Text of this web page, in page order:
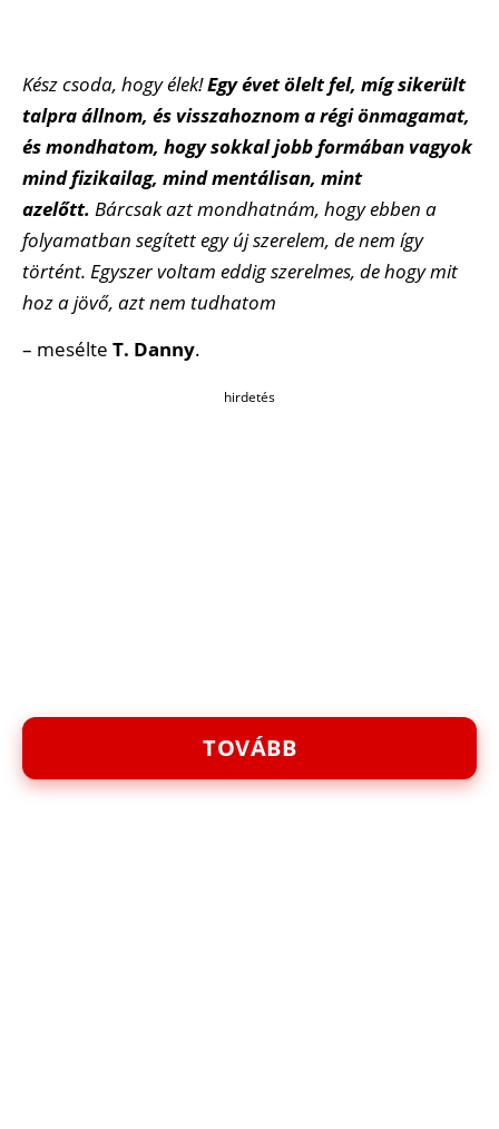
Kész csoda, hogy élek!Egy évet ölelt fel, míg sikerült
talpra állnom, és visszahoznom a régi önmagamat,
és mondhatom, hogy sokkal jobb formában vagyok
mind fizikailag, mind mentálisan, mint
azelőtt. Bárcsak azt mondhatnám, hogy ebben a
folyamatban segített egy új szerelem, de nem így
történt. Egyszer voltam eddig szerelmes, de hogy mit
hoz a jövő, azt nem tudhatom
– mesélte T. Danny.
hirdetés
TOVÁBB